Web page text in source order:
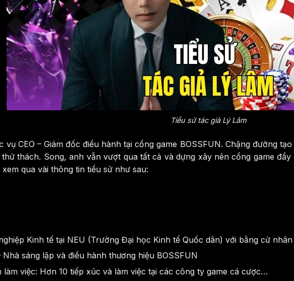
Tiểu sử tác giả Lý Lâm
vụ CEO – Giám đốc điều hành tại cổng game BOSSFUN. Chặng đường
thách. Song, anh vẫn vượt qua tất cả và dựng xây nên cổng game
qua vài thông tin tiểu sử như sau:
Kinh tế tại NEU (Trường Đại học Kinh tế Quốc dân) với bằng cử nhân
Nhà sáng lập và điều hành thương hiệu BOSSFUN
làm việc: Hơn 10 tiếp xúc và làm việc tại các công ty game cá cược…